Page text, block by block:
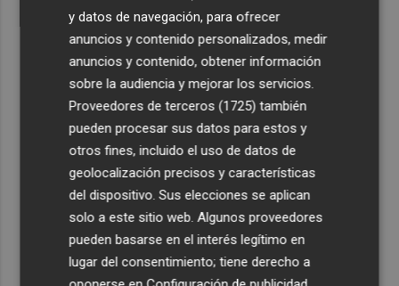
y datos de navegación, para ofrecer
anuncios y contenido personalizados, medir
anuncios y contenido, obtener información
sobre la audiencia y mejorar los servicios.
Proveedores de terceros (1725) también
pueden procesar sus datos para estos y
otros fines, incluido el uso de datos de
geolocalización precisos y características
del dispositivo. Sus elecciones se aplican
solo a este sitio web. Algunos proveedores
pueden basarse en el interés legítimo en
lugar del consentimiento; tiene derecho a